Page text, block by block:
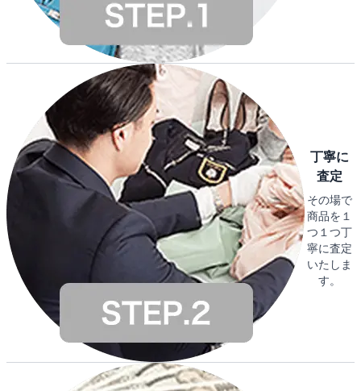
丁寧に
査定
その場で
商品を１
つ１つ丁
寧に査定
いたしま
す。